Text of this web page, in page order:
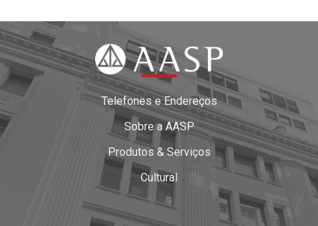
Telefones e Endereços
Sobre a AASP
Produtos & Serviços
Cultural